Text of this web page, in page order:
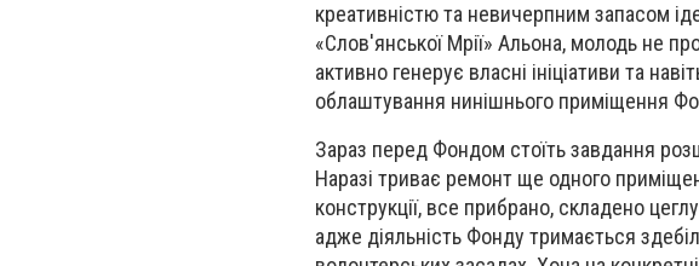
креативністю та невичерпним запасом
«Слов'янської Мрії» Альона, молодь не
активно генерує власні ініціативи та
облаштування нинішнього приміщення
Зараз перед Фондом стоїть завдання
Наразі триває ремонт ще одного
конструкції, все прибрано, складено
адже діяльність Фонду тримається